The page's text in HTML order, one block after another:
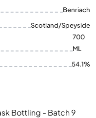
Benriach
Scotland/Speyside
700
ML
54.1%
Bottling - Batch 9